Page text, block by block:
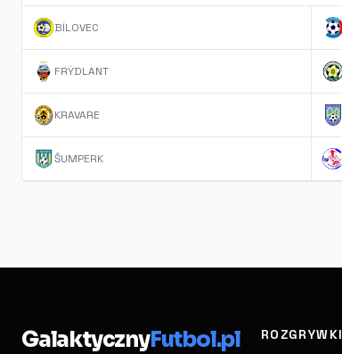
BÍLOVEC
FRÝDLANT
KRAVARE
ŠUMPERK
GalaktycznyFutbol.pl ROZGRYWKI